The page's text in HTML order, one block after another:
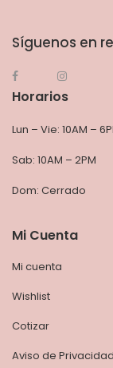
Síguenos en
Horarios
Lun – Vie: 10AM –
Sab: 10AM – 2PM
Dom: Cerrado
Mi Cuenta
Mi cuenta
Wishlist
Cotizar
Aviso de Privacidad